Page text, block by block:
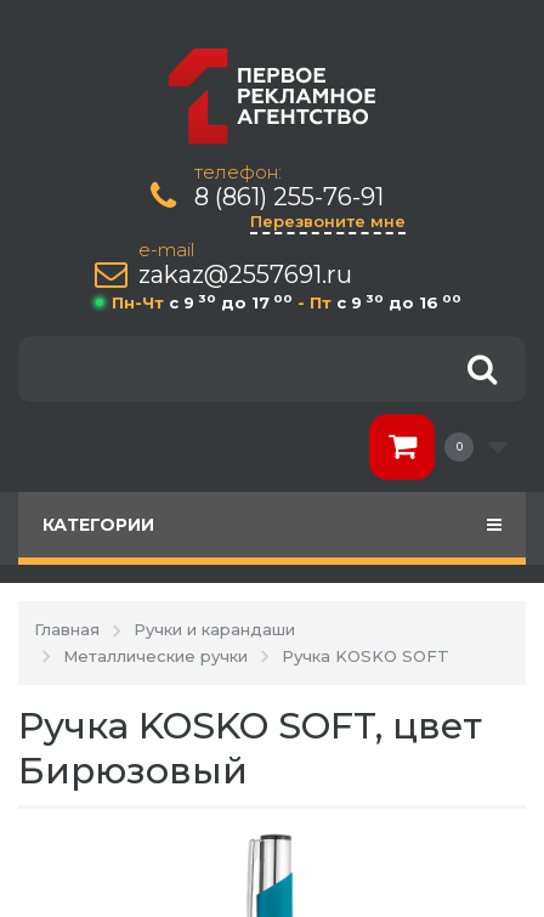
телефон:
8 (861) 255-76-91
Перезвоните мне
e-mail
zakaz@2557691.ru
Пн-Чт c 9 30 до 17 00 - Пт c 9 30 до 16 00
0
КАТЕГОРИИ
Главная
Ручки и карандаши
Металлические ручки
Ручка KOSKO SOFT
Ручка KOSKO SOFT, цвет
Бирюзовый